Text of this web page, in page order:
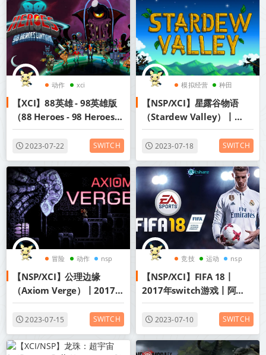
动作 xci
【XCI】88英雄 - 98英雄版
（88 Heroes - 98 Heroes
Edition）丨2017年switch
游戏丨阿里云盘/百度网盘
2023-07-22 SWITCH
模拟经营 种田
nsp
【NSP/XCI】星露谷物语
（Stardew Valley）丨
2017年switch游戏丨阿里
云盘/百度网盘
2023-07-18 SWITCH
冒险 动作 nsp
【NSP/XCI】公理边缘
（Axiom Verge）丨2017年
switch游戏丨阿里云盘/百
度网盘
2023-07-15 SWITCH
竞技 运动 nsp
【NSP/XCI】FIFA 18丨
2017年switch游戏丨阿里
云盘/百度网盘
2023-07-10 SWITCH